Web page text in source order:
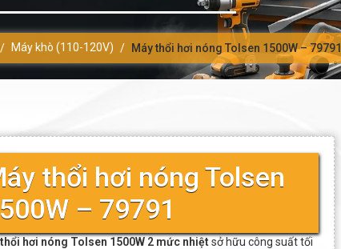
/ Máy khò (110-120V) / Máy thổi hơi nóng Tolsen 1500W – 79791
thổi hơi nóng Tolsen
– 79791
thổi hơi nóng Tolsen 1500W 2 mức nhiệt sở hữu công suất tối